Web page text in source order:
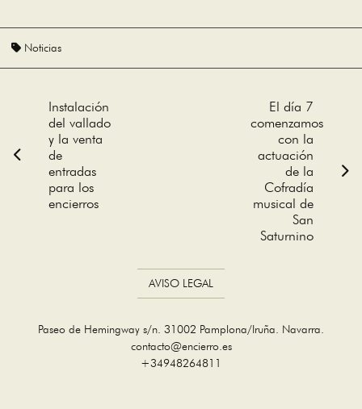
Noticias
Navegación
de
entradas
Instalación
del vallado
y la venta
de
entradas
para los
encierros
El día 7
comenzamos
con la
actuación
de la
Cofradía
musical de
San
Saturnino
AVISO LEGAL
Paseo de Hemingway s/n. 31002 Pamplona/Iruña. Navarra.
contacto@encierro.es
+34948264811